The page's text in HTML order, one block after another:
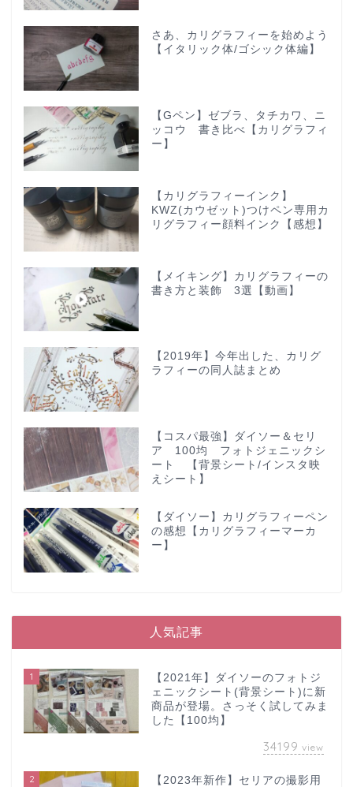
さあ、カリグラフィーを始めよう
【イタリック体/ゴシック体編】
【Gペン】ゼブラ、タチカワ、ニ
ッコウ 書き比べ【カリグラフィ
ー】
【カリグラフィーインク】
KWZ(カウゼット)つけペン専用カ
リグラフィー顔料インク【感想】
【メイキング】カリグラフィーの
書き方と装飾 3選【動画】
【2019年】今年出した、カリグ
ラフィーの同人誌まとめ
【コスパ最強】ダイソー＆セリ
ア 100均 フォトジェニックシ
ート 【背景シート/インスタ映
えシート】
【ダイソー】カリグラフィーペン
の感想【カリグラフィーマーカ
ー】
人気記事
1
【2021年】ダイソーのフォトジ
ェニックシート(背景シート)に新
商品が登場。さっそく試してみま
した【100均】
34199 view
2
【2023年新作】セリアの撮影用